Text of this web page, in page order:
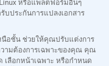
หรือแพลตฟอร์มอื่นๆ
บประกันการแปลงเอกสาร
นือชั้น ช่วยให้คุณปรับแต่งการ
วามต้องการเฉพาะของคุณ คุณ
เลือกหน้าเฉพาะ หรือกำหนด